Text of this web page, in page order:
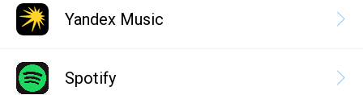
Yandex Music
Spotify